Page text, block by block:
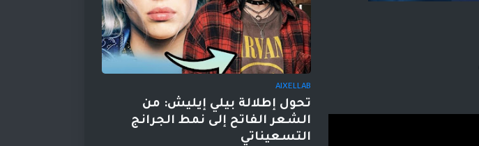
AIXELLAB
تحول إطلالة بيلي إيليش: من
الشعر الفاتح إلى نمط الجرانج
التسعيناتي